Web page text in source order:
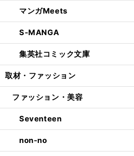
マンガMeets
S-MANGA
集英社コミック文庫
取材・ファッション
ファッション・美容
Seventeen
non-no